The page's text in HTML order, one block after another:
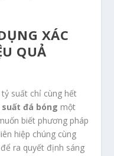
XÁC
QUẢ
suất chỉ cùng hết
đá bóng một
biết phương pháp
hiệp chúng cùng
ra quyết định sáng